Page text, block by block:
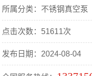
所属分类：不锈钢真空泵
点击次数：51611次
发布日期：2024-08-04